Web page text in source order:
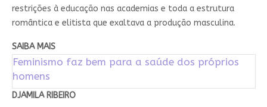
restrições à educação nas academias e toda a estrutura
romântica e elitista que exaltava a produção masculina.
SAIBA MAIS
Feminismo faz bem para a saúde dos próprios
homens
DJAMILA RIBEIRO